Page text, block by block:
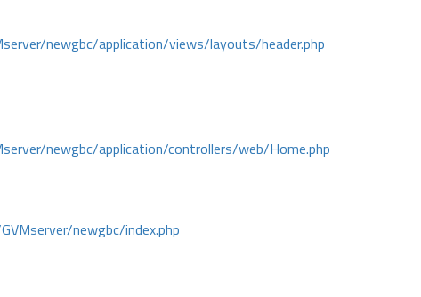
newgbc/application/views/layouts/header.php
newgbc/application/controllers/web/Home.php
newgbc/index.php